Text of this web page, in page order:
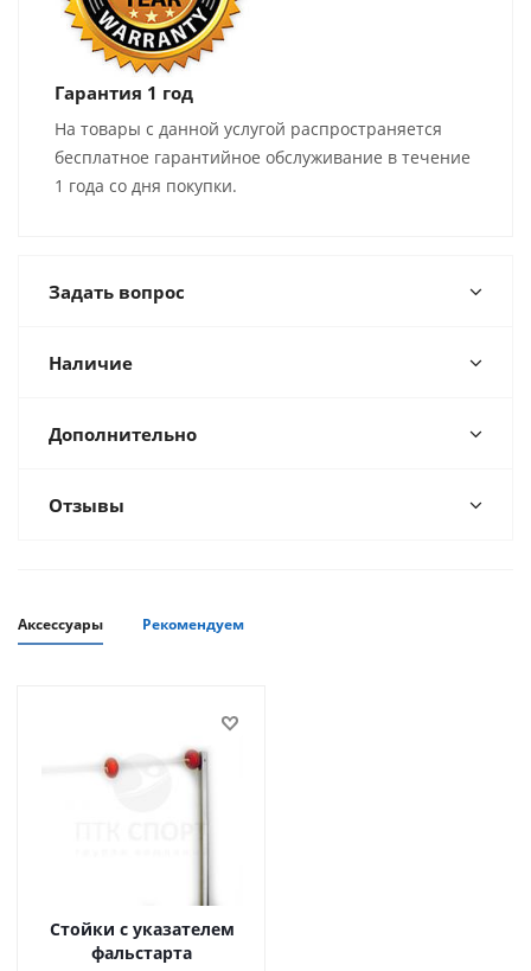
Гарантия 1 год
На товары с данной услугой распространяется
бесплатное гарантийное обслуживание в течение
1 года со дня покупки.
Задать вопрос
Наличие
Дополнительно
Отзывы
Аксессуары Рекомендуем
Стойки с указателем
фальстарта